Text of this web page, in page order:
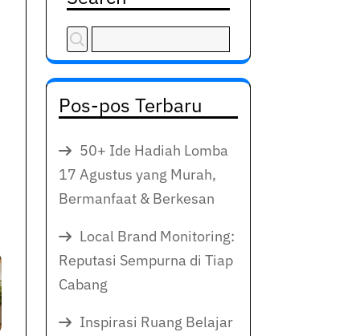
Pos-pos Terbaru
50+ Ide Hadiah Lomba
17 Agustus yang Murah,
Bermanfaat & Berkesan
Local Brand Monitoring:
Reputasi Sempurna di Tiap
Cabang
Inspirasi Ruang Belajar